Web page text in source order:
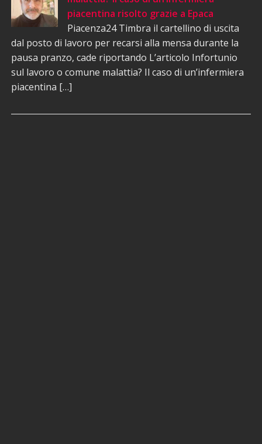
piacentina risolto grazie a Epaca
Piacenza24 Timbra il cartellino di uscita
dal posto di lavoro per recarsi alla mensa durante la
pausa pranzo, cade riportando L’articolo Infortunio
sul lavoro o comune malattia? Il caso di un’infermiera
piacentina […]